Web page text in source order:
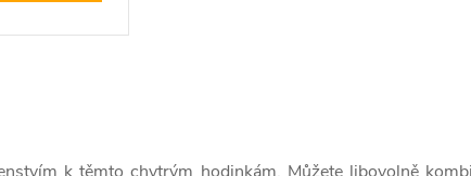
k těmto chytrým hodinkám. Můžete libovolně